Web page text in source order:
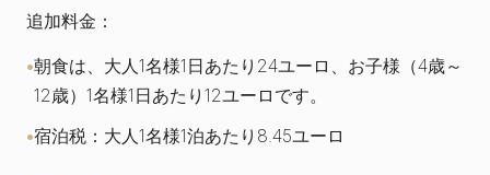
追加料金：
朝食は、大人1名様1日あたり24ユーロ、お子様（4歳～
12歳）1名様1日あたり12ユーロです。
宿泊税：大人1名様1泊あたり8.45ユーロ